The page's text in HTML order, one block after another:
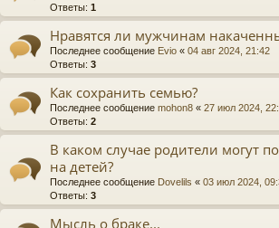
Ответы: 1
Нравятся ли мужчинам
Последнее сообщение Evio « 04 авг 2024, 21:42
Ответы: 3
Как сохранить семью?
Последнее сообщение mohon8 « 27 июл 2024,
Ответы: 2
В каком случае родители могут
на детей?
Последнее сообщение Dovelils « 03 июл 2024,
Ответы: 3
Мысль о браке...